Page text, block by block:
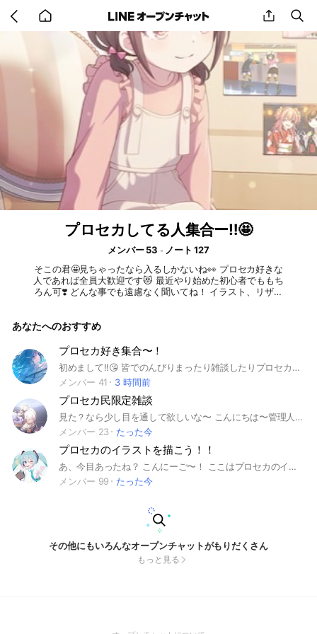
back
home
share
プロセカしてる人集合ー‼️🤩
メンバー 53
ノート 127
そこの君🤩見ちゃったなら入るしかないね👀 プロセカ好きな
人であれば全員大歓迎です😻 最近やり始めた初心者でももち
ろん可❣️ どんな事でも遠慮なく聞いてね！ イラスト、リザル
大丈夫🙆‍♀️ タメ大歓迎です！！みんなで仲良く楽しくやってい
れてありがとう！ ノリがいい人ばかりなのでめっちゃ楽しい
よ！ぜひ入ってね!! 無言抜けおーけーです 承認無しなのですぐ
入れます🥸ﾏｯﾃﾙﾖ🤤 #プロセカ #プロジェクトセカイ #プロセ
カオプ #音ゲー #イラスト
あなたへのおすすめ
プロセカ好き集合〜！
初めまして!!😘 皆でのんびりまったり雑談したりプロセカしたり居心地の良いオプを目指しております！🔆 基本的に雑談の方が多いとは思いますが気軽にお話に入ってきてくださいね！ 作りたてのオプですが気になったら是非入ってみてください！ 【 初期アイコンはやめてください 】 設立:11/11 #プロセカ #プセ #雑談 #プロジェクトセカイ #ボカロ #プロジェクトセカイカラフルステージ！feat初音ミク #プロセカ募集
メンバー 41
3 時間前
プロセカ民限定雑談
見た？なら少し目を通して欲しいな〜 こんにちは〜管理人です！ ここはプロセカ民だけが幅広い話題で雑談をする場所になってます！ みんなで仲良くたくさんお話しましょう！ ○初期アイコンできるだけおやめください！ ⚠️注意して欲しいこと ・即抜けは一言残してください ・ノートに自己紹介を忘れずに ❌だめなこと ・人が不快になる言動 ・リークなどの添付 ・過度な身内ノリ #プロセカ#ゲーム#音ゲー#学生 #中学生#高校生#友達#雑談
メンバー 23
たった今
プロセカのイラストを描こう！！
あ、今目あったね？ こんにーご〜！ ここはプロセカのイラストを描くオプチャだよ！！ みんなタメで仲良く話してるから是非入っておいで〜！ あ、自分は下手だから…って思った？大丈夫！私も下手だから☆（おい てことでよければ入ってね！ 常識のないことをする人以外は全員ウェルカムだよ！ 荒らし対策のために初期アイコンも控えてほしい！ 即抜けも一言言ってくれれば◯ 見る専、浮上少ない方も大歓迎！！ 作った日：10月4日 30人達成：10月18日 50人達成：11月16日 80人達成：1月1日 検索用タグーーーーーーーーーーーーー #プロセカ #プロジェクトセカイ #雑談 ＃イラスト ＃プロセカイラスト #バチャシン #レオニ #モモジャン#ビビバス #ワンダショ #ニーゴ #初音ミク #鏡音リン #鏡音レン #巡音ルカ #MEIKO #KAITO #星野一歌 #天馬咲希 #望月穂波 #日野森志歩 #花里みのり #桐谷遥 #桃井愛莉 #日野森雫 #小豆沢こはね #白石杏 #東雲彰人 #青柳冬弥 #天馬司 #鳳えむ #草薙寧々 #神代類 #宵崎奏 #朝比奈まふゆ #東雲絵名 #暁山瑞希
メンバー 99
たった今
その他にもいろんなオープンチャットがもりだくさん
もっと見る